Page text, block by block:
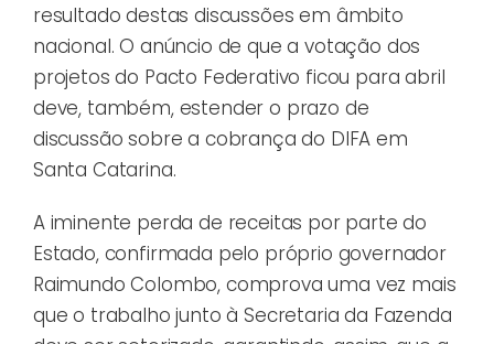
resultado destas discussões em âmbito
nacional. O anúncio de que a votação dos
projetos do Pacto Federativo ficou para abril
deve, também, estender o prazo de
discussão sobre a cobrança do DIFA em
Santa Catarina.
A iminente perda de receitas por parte do
Estado, confirmada pelo próprio governador
Raimundo Colombo, comprova uma vez mais
que o trabalho junto à Secretaria da Fazenda